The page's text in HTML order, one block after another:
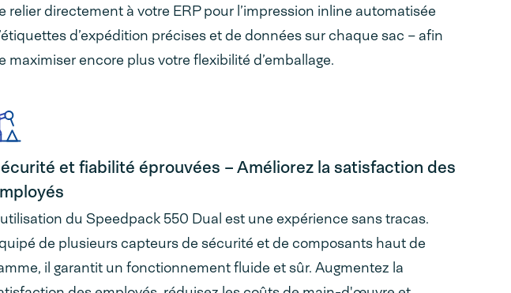
relier directement à votre ERP pour l’impression inline automatisée
d’expédition précises et de données sur chaque sac – afin
maximiser encore plus votre flexibilité d’emballage.
et fiabilité éprouvées – Améliorez la satisfaction des
du Speedpack 550 Dual est une expérience sans tracas.
de plusieurs capteurs de sécurité et de composants haut de
il garantit un fonctionnement fluide et sûr. Augmentez la